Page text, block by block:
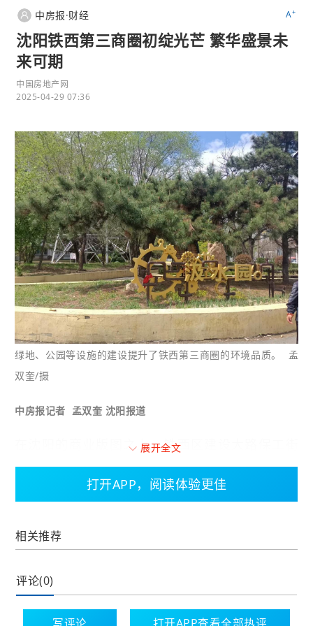
中房报·财经 A+
沈阳铁西第三商圈初绽光芒 繁华盛景未
来可期
中国房地产网
2025-04-29 07:36
绿地、公园等设施的建设提升了铁西第三商圈的环境品质。 孟
双奎/摄
中房报记者 孟双奎 沈阳报道
在沈阳的商业版图之上，铁西区建设大路保工街
至启工街段，一个新的商业故事正徐徐展开。这
一区域被业界称为“铁西第三商圈”。短短两公里的
范围内，龙之梦大都汇购物中心、香江家居卖
巨型商业体汇聚一堂。而今年5月1日即将开门迎
这个商业圈画上了完整的闭环。
曾经沉寂多年的家世界广场在岁月的洗礼之后，
展开全文
打开APP，阅读体验更佳
相关推荐
评论(0)